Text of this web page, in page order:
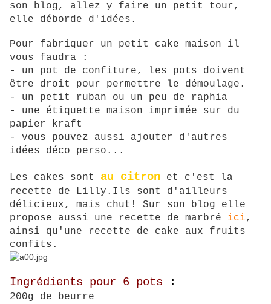
son blog, allez y faire un petit tour,
elle déborde d'idées.
Pour fabriquer un petit cake maison il
vous faudra :
- un pot de confiture, les pots doivent
être droit pour permettre le démoulage.
- un petit ruban ou un peu de raphia
- une étiquette maison imprimée sur du
papier kraft
- vous pouvez aussi ajouter d'autres
idées déco perso...
Les cakes sont au citron et c'est la
recette de Lilly.Ils sont d'ailleurs
délicieux, mais chut! Sur son blog elle
propose aussi une recette de marbré ici,
ainsi qu'une recette de cake aux fruits
confits.
Ingrédients pour 6 pots :
200g de beurre